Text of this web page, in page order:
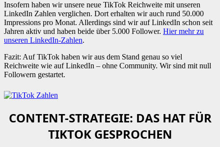
Insofern haben wir unsere neue TikTok Reichweite mit unseren
LinkedIn Zahlen verglichen. Dort erhalten wir auch rund 50.000
Impressions pro Monat. Allerdings sind wir auf LinkedIn schon seit
Jahren aktiv und haben beide über 5.000 Follower. Hier mehr zu
unseren LinkedIn-Zahlen.
Fazit: Auf TikTok haben wir aus dem Stand genau so viel
Reichweite wie auf LinkedIn – ohne Community. Wir sind mit null
Followern gestartet.
CONTENT-STRATEGIE: DAS HAT FÜR
TIKTOK GESPROCHEN